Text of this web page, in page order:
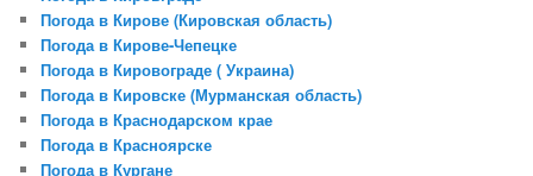
Погода в Кирове (Кировская область)
Погода в Кирове-Чепецке
Погода в Кировограде ( Украина)
Погода в Кировске (Мурманская область)
Погода в Краснодарском крае
Погода в Красноярске
Погода в Кургане